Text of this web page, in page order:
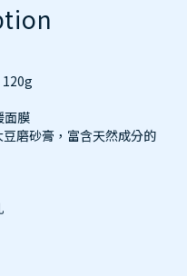
面膜
磨砂膏，富含天然成分的